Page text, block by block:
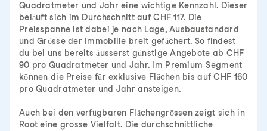
Quadratmeter und Jahr eine wichtige Kennzahl. Dieser
beläuft sich im Durchschnitt auf CHF 117. Die
Preisspanne ist dabei je nach Lage, Ausbaustandard
und Grösse der Immobilie breit gefächert. So findest
du bei uns bereits äusserst günstige Angebote ab CHF
90 pro Quadratmeter und Jahr. Im Premium-Segment
können die Preise für exklusive Flächen bis auf CHF 160
pro Quadratmeter und Jahr ansteigen.
Auch bei den verfügbaren Flächengrössen zeigt sich in
Root eine grosse Vielfalt. Die durchschnittliche